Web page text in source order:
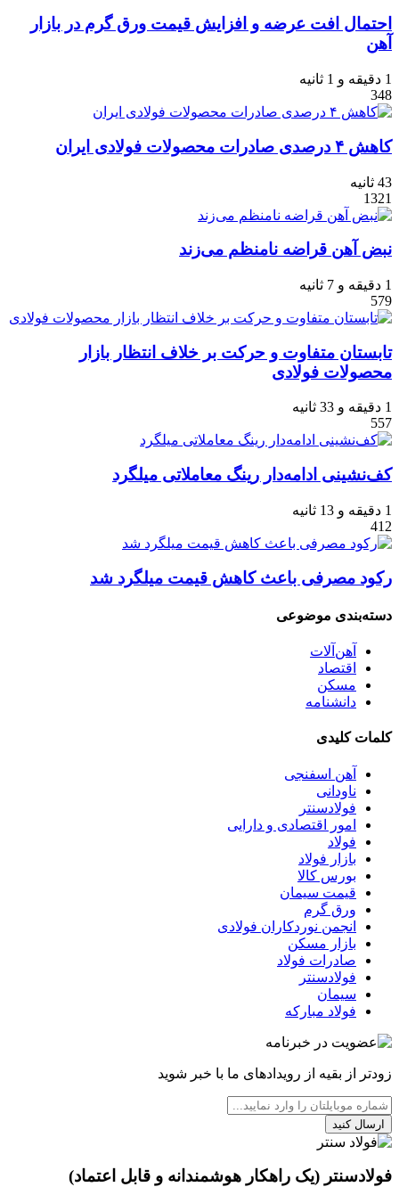
احتمال افت عرضه و افزایش قیمت ورق گرم در بازار
آهن
1 دقیقه و 1 ثانیه
348
کاهش ۴ درصدی صادرات محصولات فولادی ایران
43 ثانیه
1321
نبض آهن ‌قراضه نامنظم می‌زند
1 دقیقه و 7 ثانیه
579
تابستان متفاوت و حرکت بر خلاف انتظار بازار
محصولات فولادی
1 دقیقه و 33 ثانیه
557
کف‌نشینی ادامه‌دار رینگ معاملاتی میلگرد
1 دقیقه و 13 ثانیه
412
رکود مصرفی باعث کاهش قیمت میلگرد شد
دسته‌بندی موضوعی
آهن‌آلات
اقتصاد
مسکن
دانشنامه
کلمات کلیدی
آهن اسفنجی
ناودانی
فولادسنتر
امور اقتصادی و دارایی
فولاد
بازار فولاد
بورس کالا
قیمت سیمان
ورق گرم
انجمن نوردکاران فولادی
بازار مسکن
صادرات فولاد
فولادسنتر
سیمان
فولاد مبارکه
زودتر از بقیه از رویدادهای ما با خبر شوید
ارسال کنید
فولادسنتر (یک راهکار هوشمندانه و قابل اعتماد)